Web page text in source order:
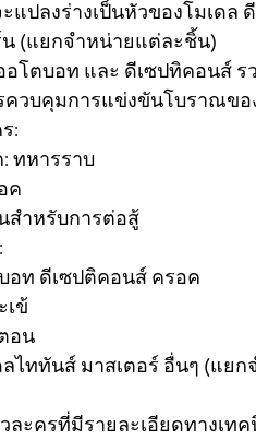
แปลงร่างเป็นหัวของโมเดล
น (แยกจำหน่ายแต่ละชิ้น)
อโตบอท และ ดีเซปทิคอนส์
วบคุมการแข่งขันโบราณขอ
:
ทหารราบ
ค
สำหรับการต่อสู้
อท ดีเซปติคอนส์ ครอค
ข้
อน
ไททันส์ มาสเตอร์ อื่นๆ (แย
ะครที่มีรายละเอียดทางเท